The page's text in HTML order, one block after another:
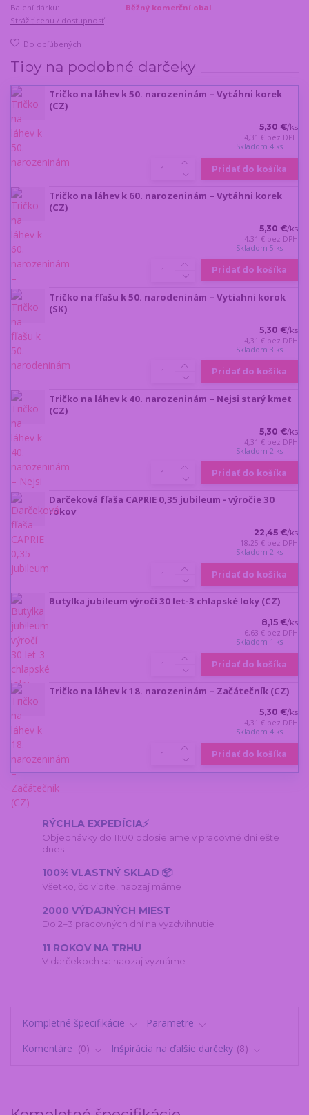
Balení dárku:
Běžný komerční obal
Strážiť cenu / dostupnosť
Do obľúbených
Tipy na podobné darčeky
Tričko na láhev k 50. narozeninám – Vytáhni korek
(CZ)
5,30 €/ks
4,31 € bez DPH
Skladom 4 ks
Pridať do košíka
Tričko na láhev k 60. narozeninám – Vytáhni korek
(CZ)
5,30 €/ks
4,31 € bez DPH
Skladom 5 ks
Pridať do košíka
Tričko na fľašu k 50. narodeninám – Vytiahni korok
(SK)
5,30 €/ks
4,31 € bez DPH
Skladom 3 ks
Pridať do košíka
Tričko na láhev k 40. narozeninám – Nejsi starý kmet
(CZ)
5,30 €/ks
4,31 € bez DPH
Skladom 2 ks
Pridať do košíka
Darčeková fľaša CAPRIE 0,35 jubileum - výročie 30
rokov
22,45 €/ks
18,25 € bez DPH
Skladom 2 ks
Pridať do košíka
Butylka jubileum výročí 30 let-3 chlapské loky (CZ)
8,15 €/ks
6,63 € bez DPH
Skladom 1 ks
Pridať do košíka
Tričko na láhev k 18. narozeninám – Začátečník (CZ)
5,30 €/ks
4,31 € bez DPH
Skladom 4 ks
Pridať do košíka
RÝCHLA EXPEDÍCIA⚡
Objednávky do 11:00 odosielame v pracovné dni ešte
dnes
100% VLASTNÝ SKLAD 📦
Všetko, čo vidíte, naozaj máme
2000 VÝDAJNÝCH MIEST
Do 2–3 pracovných dní na vyzdvihnutie
11 ROKOV NA TRHU
V darčekoch sa naozaj vyznáme
Kompletné špecifikácie
Parametre
Komentáre
0 Inšpirácia na ďalšie darčeky 8